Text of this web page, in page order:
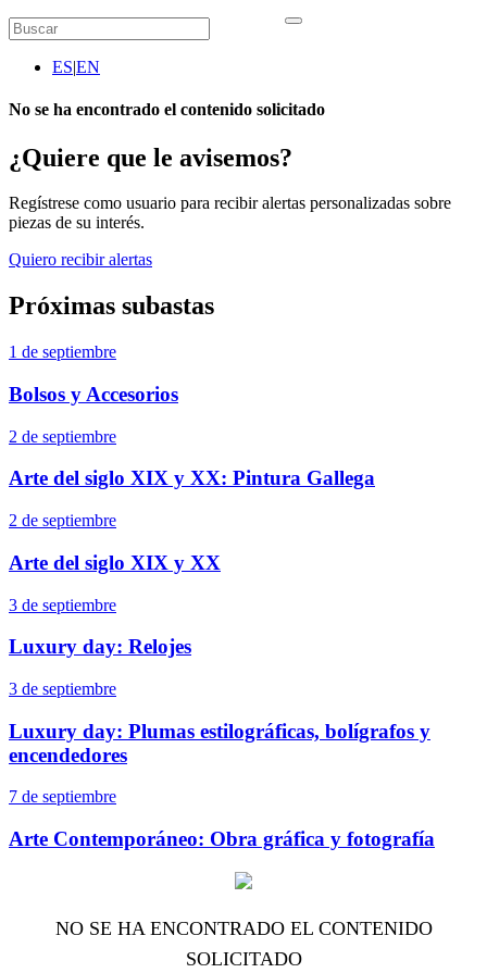
ES|EN
No se ha encontrado el contenido solicitado
¿Quiere que le avisemos?
Regístrese como usuario para recibir alertas personalizadas sobre
piezas de su interés.
Quiero recibir alertas
Próximas subastas
1 de septiembre
Bolsos y Accesorios
2 de septiembre
Arte del siglo XIX y XX: Pintura Gallega
2 de septiembre
Arte del siglo XIX y XX
3 de septiembre
Luxury day: Relojes
3 de septiembre
Luxury day: Plumas estilográficas, bolígrafos y
encendedores
7 de septiembre
Arte Contemporáneo: Obra gráfica y fotografía
NO SE HA ENCONTRADO EL CONTENIDO
SOLICITADO